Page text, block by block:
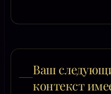
Ваш
контекст